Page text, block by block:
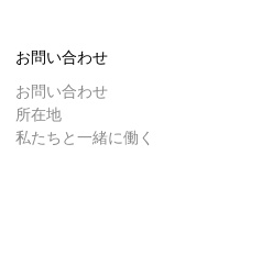
お問い合わせ
お問い合わせ
所在地
私たちと一緒に働く